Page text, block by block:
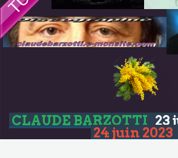
CLAUDE BARZOTTI 23
24 juin 2023